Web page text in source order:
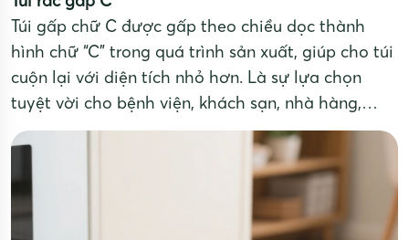
Túi gấp chữ C được gấp theo chiều dọc thành
hình chữ “C” trong quá trình sản xuất, giúp cho túi
cuộn lại với diện tích nhỏ hơn. Là sự lựa chọn
tuyệt vời cho bệnh viện, khách sạn, nhà hàng,
công ty công nghiệp,....